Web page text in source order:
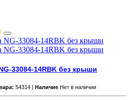
33084-14RBK без крыши
54314 | Наличие Нет в наличии